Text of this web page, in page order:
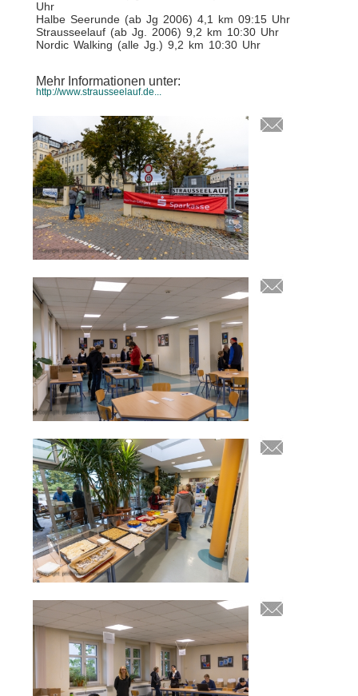
Uhr
Halbe Seerunde (ab Jg 2006) 4,1 km 09:15 Uhr
Strausseelauf (ab Jg. 2006) 9,2 km 10:30 Uhr
Nordic Walking (alle Jg.) 9,2 km 10:30 Uhr
Mehr Informationen unter:
http://www.strausseelauf.de...